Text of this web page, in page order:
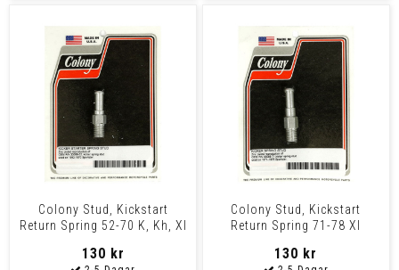
Colony Stud, Kickstart
Return Spring 52-70 K, Kh, Xl
130 kr
Colony Stud, Kickstart
Return Spring 71-78 Xl
130 kr